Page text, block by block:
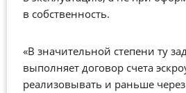
в собственность.
«В значительной степени ту
выполняет договор счета
реализовывать и раньше